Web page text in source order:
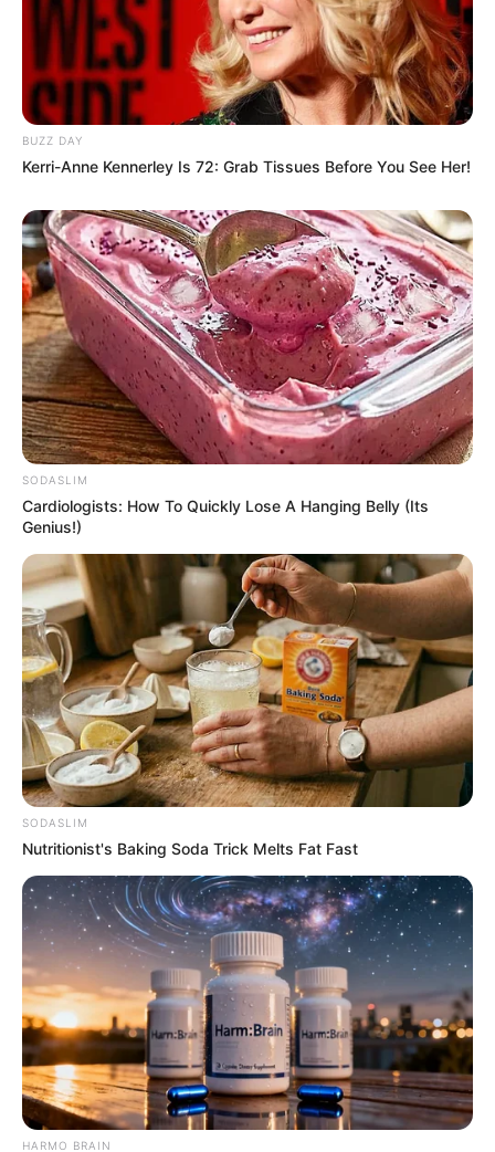
ΣΥΝΕΧΙΣΟΥΝ ΝΑ ΠΑΙΖΟΥΝ ΜΠΑΛΙΤΣΑ..ΑΛΛΑ ΜΟΝΟ ΣΕ
ΚΑΠΟΙΑ ΑΠΟ ΤΑ ΔΙΚΑ ΤΟΥΣ ΚΑΘΑΡΑ “ΓΗΠΕΔΑ” ΚΑΙ
ΜΙΛΑΩ ΦΥΣΙΚΑ ΜΟΝΟ ΓΙΑ ΚΟΛΟΣΣΟΥΣ ΤΥΠΟΥ Black
Rock, Vanguard..ΚΑΙ ΚΑΝΑ 2 ΑΚΟΜΗ..ΚΙ’ ΑΥΤΟΙ ΜΕΧΡΙ ΕΝΑ
ΧΡΟΝΙΚΟ ΣΗΜΕΙΟ..ΜΕΤΑ ΕΠΙΣΗΣ ΜΟΙΡΑΙΩΣ ΤΑ ΙΔΙΑ..ΟΣΟ
ΠΟΛΕΙΣ ΠΟΥ ΤΟΣΑ ΧΡΟΝΙΑ ΠΡΙΝ ΕΧΤΙΖΑΝ ΚΑΙ ΟΠΟΥ ΘΑ
ΜΠΟΡΟΥΝ ΝΑ ΕΠΙΒΙΩΣΟΥΝ ΜΕΧΡΙ ΕΝΑ ΔΙΑΣΤΗΜΑ ΔΙΟΤΙ
Η ΓΑΛΑΞΙΑΚΗ ΟΜΟΣΠΟΝΔΙΑ ΤΟ ΞΕΡΕΙ ΚΑΙ ΕΧΕΙ
ΤΡΟΠΟΥΣ ΝΑ ΕΙΣΧΩΡΗΣΕΙ ΠΟΛΥ ΒΑΘΕΙΑ Σ’ ΑΥΤΕΣ ΤΙΣ
ΔΟΜΕΣ (ΑΥΤΑ ΑΠΛΑ ΤΑ ΣΥΜΠΛΗΡΩΝΩ ΑΠΟ
ΠΛΗΡΟΦΟΡΙΕΣ ΠΟΥ ΕΧΩ ΑΠΟ ΑΛΛΟΥ, ΑΛΛΑ ΝΟΜΙΖΩ
ΕΠΙΣΗΣ ΧΡΗΣΙΜΕΣ..)
ΤΡΕΛΑΙΝΟΜΑΙ Μ’ ΑΥΤΟ ΤΟ ΣΚΑΚΙ ΘΕΪΚΟΥ ΕΠΙΠΕΔΟΥ
===========================================
Έκθεση Πολέμου 13 Ιουνίου 2026
– ΕΚΘΕΣΗ ΣΤΡΑΤΗΓΙΚΗΣ
ΑΝΑΛΥΣΗΣ: ΝΟΜΙΣΜΑΤΙΚΟ
ΚΒΑΝΤΙΚΟ ΑΛΜΑ
BUZZ DAY
Kerri-Anne Kennerley Is 72: Grab Tissues Before You See Her!
SODASLIM
Cardiologists: How To Quickly Lose A Hanging Belly (Its
Genius!)
SODASLIM
Nutritionist's Baking Soda Trick Melts Fat Fast
HARMO BRAIN